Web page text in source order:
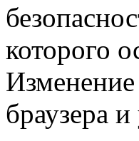
которого
Изменение
браузера и